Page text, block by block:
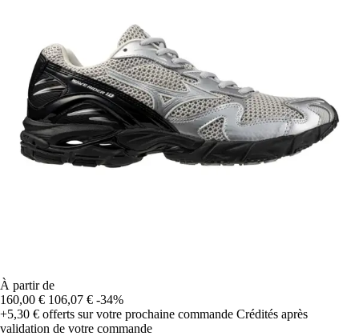
À partir de
160,00 € 106,07 € -34%
+5,30 € offerts sur votre prochaine commande Crédités après
validation de votre commande